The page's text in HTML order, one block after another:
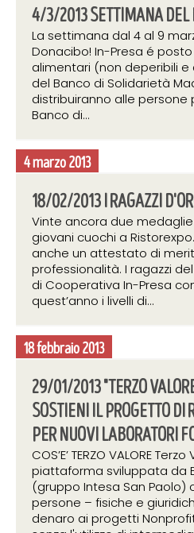
4 marzo 2013
4/3/2013 SETTIMANA DEL
La settimana dal 4 al 9
Donacibo! In-Presa é
alimentari (non deperibili
del Banco di Solidarietà
distribuiranno alle persone
Banco di...
18 febbraio 2013
18/02/2013 I RAGAZZI
Vinte ancora due
giovani cuochi a
anche un attestato di
professionalità. I ragazzi
di Cooperativa In-Presa
quest’anno i livelli di...
29/01/2013 "TERZO
SOSTIENI IL PROGETTO DI
PER NUOVI LABORATORI
COS’E’ TERZO VALORE
piattaforma sviluppata da
(gruppo Intesa San Paolo)
persone – fisiche e
denaro ai progetti